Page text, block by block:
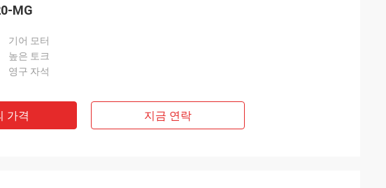
MG
기어 모터
높은 토크
영구 자석
가격 지금 연락